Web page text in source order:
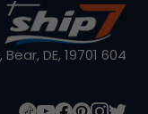
604 Carson Dr, Bear, DE, 19701